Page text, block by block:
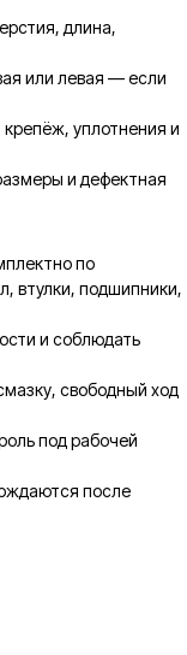
длина,
или левая — если
уплотнения и
и дефектная
по
втулки, подшипники,
и соблюдать
свободный ход
под рабочей
после